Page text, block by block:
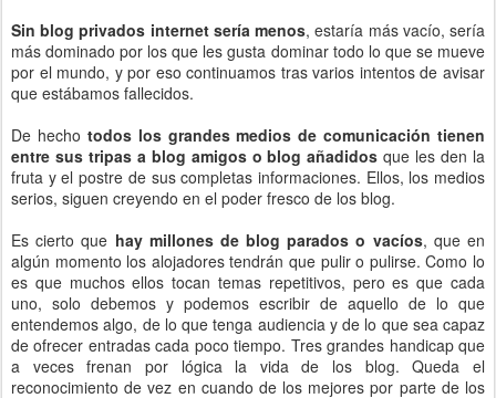
Sin blog privados internet sería menos, estaría más vacío, sería
más dominado por los que les gusta dominar todo lo que se mueve
por el mundo, y por eso continuamos tras varios intentos de avisar
que estábamos fallecidos.
De hecho todos los grandes medios de comunicación tienen
entre sus tripas a blog amigos o blog añadidos que les den la
fruta y el postre de sus completas informaciones. Ellos, los medios
serios, siguen creyendo en el poder fresco de los blog.
Es cierto que hay millones de blog parados o vacíos, que en
algún momento los alojadores tendrán que pulir o pulirse. Como lo
es que muchos ellos tocan temas repetitivos, pero es que cada
uno, solo debemos y podemos escribir de aquello de lo que
entendemos algo, de lo que tenga audiencia y de lo que sea capaz
de ofrecer entradas cada poco tiempo. Tres grandes handicap que
a veces frenan por lógica la vida de los blog. Queda el
reconocimiento de vez en cuando de los mejores por parte de los